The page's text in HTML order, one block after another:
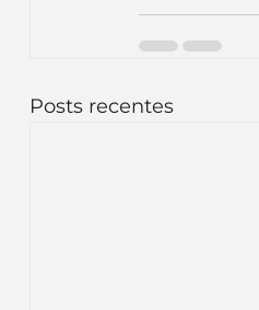
Posts recentes